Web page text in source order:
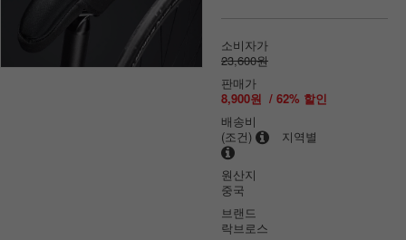
소비자가
23,600원
판매가
8,900원 / 62% 할인
배송비
(조건)
지역별
원산지
중국
브랜드
락브로스